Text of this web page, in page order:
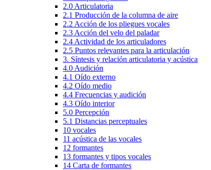
2.0 Articulatoria
2.1 Producción de la columna de aire
2.2 Acción de los pliegues vocales
2.3 Acción del velo del paladar
2.4 Actividad de los articuladores
2.5 Puntos relevantes para la articulación
3. Síntesis y relación articulatoria y acústica
4.0 Audición
4.1 Oído externo
4.2 Oído medio
4.4 Frecuencias y audición
4.3 Oído interior
5.0 Percepción
5.1 Distancias perceptuales
10 vocales
11 acústica de las vocales
12 formantes
13 formantes y tipos vocales
14 Carta de formantes